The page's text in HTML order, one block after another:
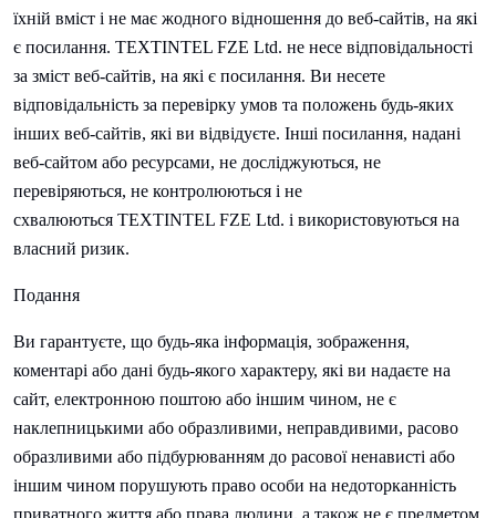
їхній вміст і не має жодного відношення до веб-сайтів, на які
є посилання. TEXTINTEL FZE Ltd. не несе відповідальності
за зміст веб-сайтів, на які є посилання. Ви несете
відповідальність за перевірку умов та положень будь-яких
інших веб-сайтів, які ви відвідуєте. Інші посилання, надані
веб-сайтом або ресурсами, не досліджуються, не
перевіряються, не контролюються і не
схвалюються TEXTINTEL FZE Ltd. і використовуються на
власний ризик.
Подання
Ви гарантуєте, що будь-яка інформація, зображення,
коментарі або дані будь-якого характеру, які ви надаєте на
сайт, електронною поштою або іншим чином, не є
наклепницькими або образливими, неправдивими, расово
образливими або підбурюванням до расової ненависті або
іншим чином порушують право особи на недоторканність
приватного життя або права людини, а також не є предметом